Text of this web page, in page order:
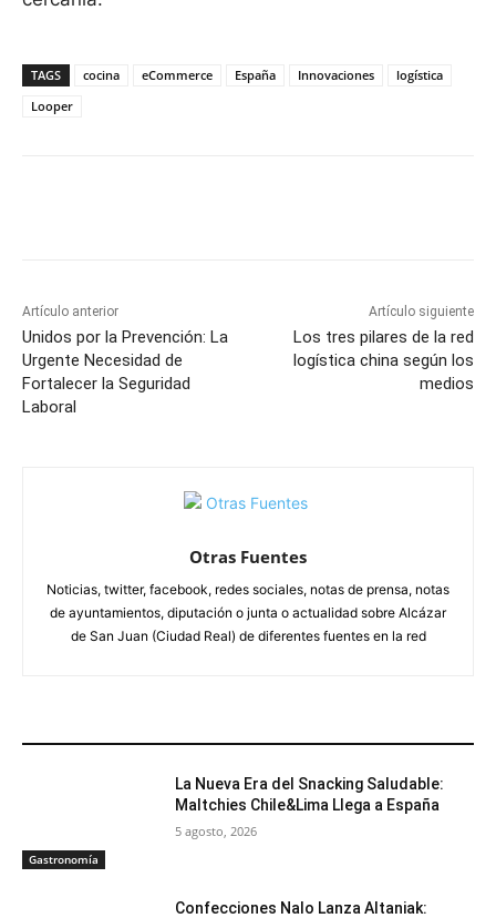
TAGS cocina eCommerce España Innovaciones
logística
Looper
Artículo anterior
Unidos por la Prevención: La
Urgente Necesidad de
Fortalecer la Seguridad
Laboral
Artículo siguiente
Los tres pilares de la red
logística china según los
medios
Otras Fuentes
Noticias, twitter, facebook, redes sociales, notas de prensa, notas
de ayuntamientos, diputación o junta o actualidad sobre Alcázar
de San Juan (Ciudad Real) de diferentes fuentes en la red
Gastronomía
La Nueva Era del Snacking Saludable:
Maltchies Chile&Lima Llega a España
5 agosto, 2026
Confecciones Nalo Lanza Altaniak: